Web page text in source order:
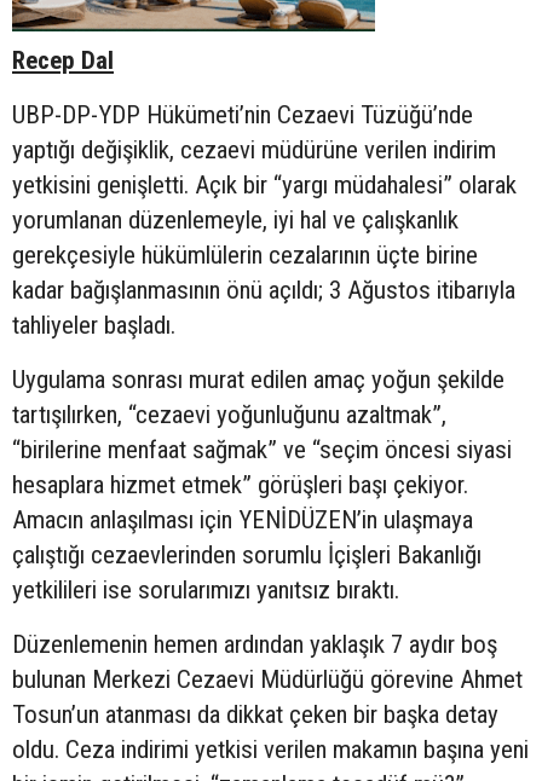
Recep Dal
UBP-DP-YDP Hükümeti’nin Cezaevi Tüzüğü’nde
yaptığı değişiklik, cezaevi müdürüne verilen indirim
yetkisini genişletti. Açık bir “yargı müdahalesi” olarak
yorumlanan düzenlemeyle, iyi hal ve çalışkanlık
gerekçesiyle hükümlülerin cezalarının üçte birine
kadar bağışlanmasının önü açıldı; 3 Ağustos itibarıyla
tahliyeler başladı.
Uygulama sonrası murat edilen amaç yoğun şekilde
tartışılırken, “cezaevi yoğunluğunu azaltmak”,
“birilerine menfaat sağmak” ve “seçim öncesi siyasi
hesaplara hizmet etmek” görüşleri başı çekiyor.
Amacın anlaşılması için YENİDÜZEN’in ulaşmaya
çalıştığı cezaevlerinden sorumlu İçişleri Bakanlığı
yetkilileri ise sorularımızı yanıtsız bıraktı.
Düzenlemenin hemen ardından yaklaşık 7 aydır boş
bulunan Merkezi Cezaevi Müdürlüğü görevine Ahmet
Tosun’un atanması da dikkat çeken bir başka detay
oldu. Ceza indirimi yetkisi verilen makamın başına yeni